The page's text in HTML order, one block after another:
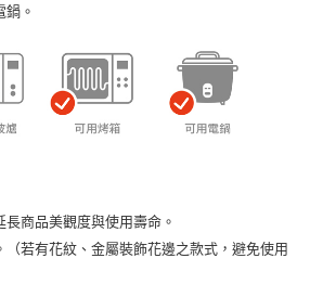
。
商品美觀度與使用壽命。
若有花紋、金屬裝飾花邊之款式，避免使用